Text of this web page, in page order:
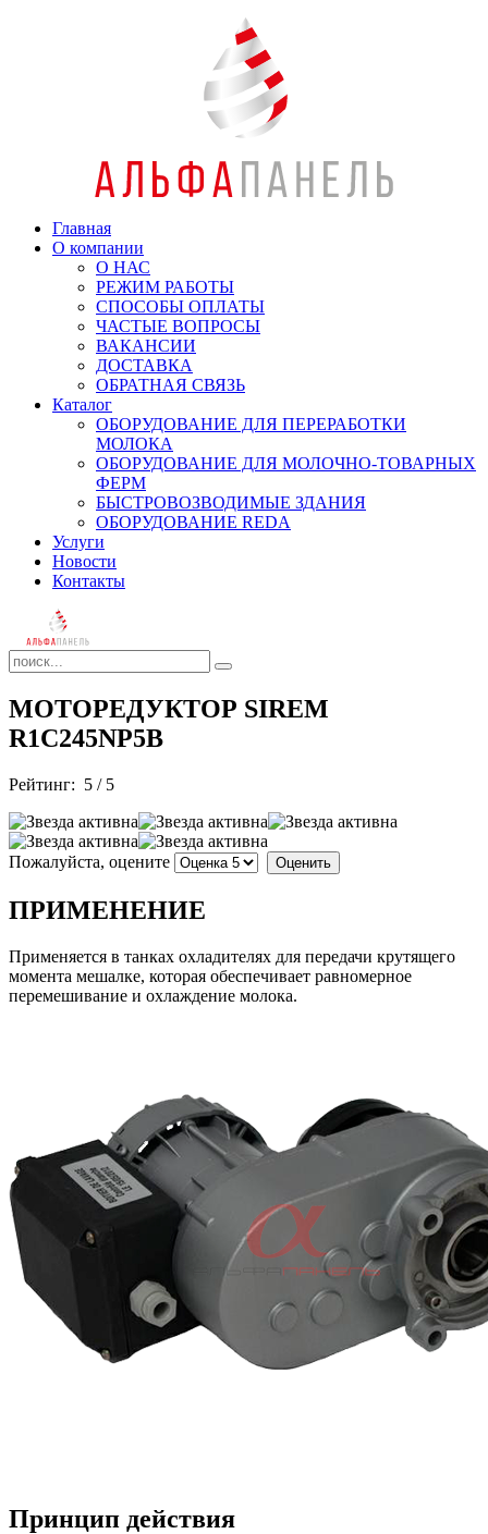
Главная
О компании
О НАС
РЕЖИМ РАБОТЫ
СПОСОБЫ ОПЛАТЫ
ЧАСТЫЕ ВОПРОСЫ
ВАКАНСИИ
ДОСТАВКА
ОБРАТНАЯ СВЯЗЬ
Каталог
ОБОРУДОВАНИЕ ДЛЯ ПЕРЕРАБОТКИ
МОЛОКА
ОБОРУДОВАНИЕ ДЛЯ МОЛОЧНО-ТОВАРНЫХ
ФЕРМ
БЫСТРОВОЗВОДИМЫЕ ЗДАНИЯ
ОБОРУДОВАНИЕ REDA
Услуги
Новости
Контакты
МОТОРЕДУКТОР SIREM
R1C245NP5B
Рейтинг: 5 / 5
Пожалуйста, оцените
ПРИМЕНЕНИЕ
Применяется в танках охладителях для передачи крутящего
момента мешалке, которая обеспечивает равномерное
перемешивание и охлаждение молока.
Принцип действия